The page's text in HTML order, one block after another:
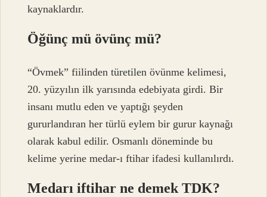
kaynaklardır.
Öğünç mü övünç mü?
“Övmek” fiilinden türetilen övünme kelimesi,
20. yüzyılın ilk yarısında edebiyata girdi. Bir
insanı mutlu eden ve yaptığı şeyden
gururlandıran her türlü eylem bir gurur kaynağı
olarak kabul edilir. Osmanlı döneminde bu
kelime yerine medar-ı ftihar ifadesi kullanılırdı.
Medarı iftihar ne demek TDK?